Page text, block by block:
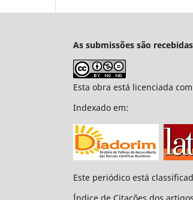
As submissões são
Esta obra está licenciada
Indexado em:
Este periódico está